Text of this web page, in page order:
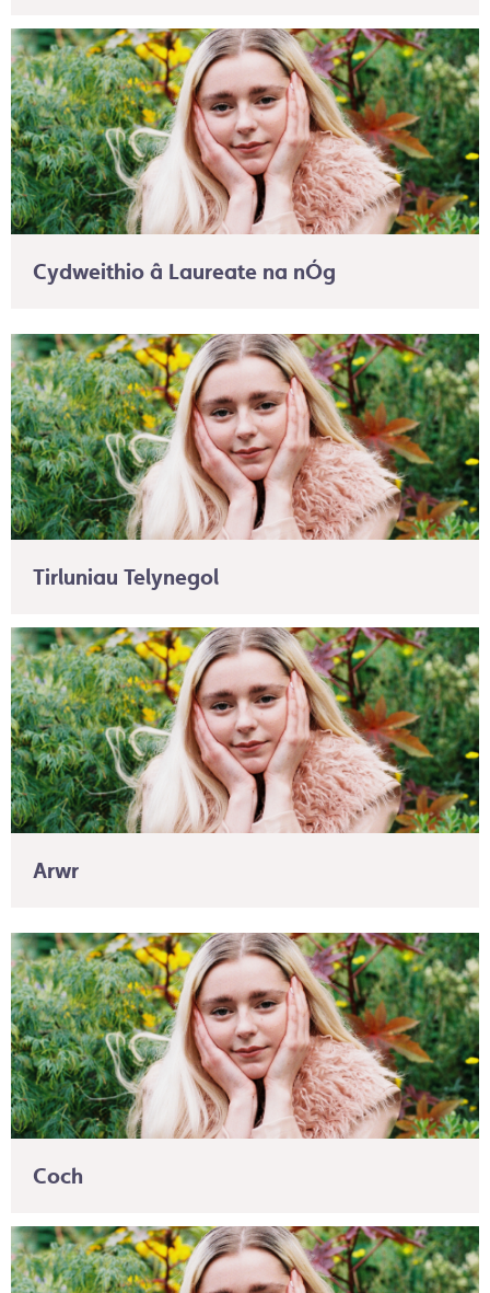
Cydweithio â Laureate na nÓg
Tirluniau Telynegol
Arwr
Coch